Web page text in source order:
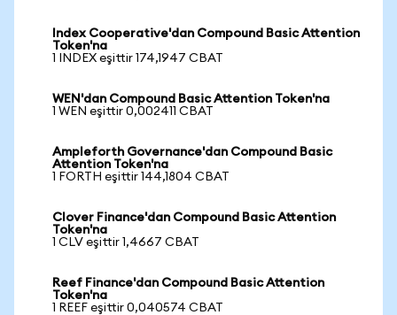
Index Cooperative'dan Compound Basic Attention
Token'na
1 INDEX eşittir 174,1947 CBAT
WEN'dan Compound Basic Attention Token'na
1 WEN eşittir 0,002411 CBAT
Ampleforth Governance'dan Compound Basic
Attention Token'na
1 FORTH eşittir 144,1804 CBAT
Clover Finance'dan Compound Basic Attention
Token'na
1 CLV eşittir 1,4667 CBAT
Reef Finance'dan Compound Basic Attention
Token'na
1 REEF eşittir 0,040574 CBAT